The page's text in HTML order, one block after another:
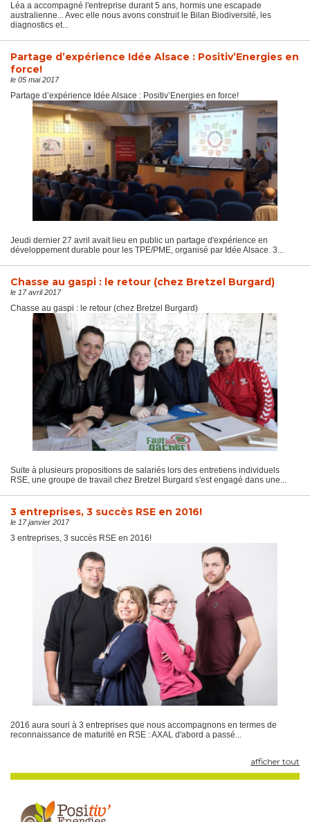
Léa a accompagné l'entreprise durant 5 ans, hormis une escapade
australienne... Avec elle nous avons construit le Bilan Biodiversité, les
diagnostics et...
Partage d’expérience Idée Alsace : Positiv’Energies en
force!
le 05 mai 2017
Partage d’expérience Idée Alsace : Positiv’Energies en force!
Jeudi dernier 27 avril avait lieu en public un partage d'expérience en
développement durable pour les TPE/PME, organisé par Idée Alsace. 3...
Chasse au gaspi : le retour (chez Bretzel Burgard)
le 17 avril 2017
Chasse au gaspi : le retour (chez Bretzel Burgard)
Suite à plusieurs propositions de salariés lors des entretiens individuels
RSE, une groupe de travail chez Bretzel Burgard s'est engagé dans une...
3 entreprises, 3 succès RSE en 2016!
le 17 janvier 2017
3 entreprises, 3 succès RSE en 2016!
2016 aura souri à 3 entreprises que nous accompagnons en termes de
reconnaissance de maturité en RSE : AXAL d'abord a passé...
afficher tout